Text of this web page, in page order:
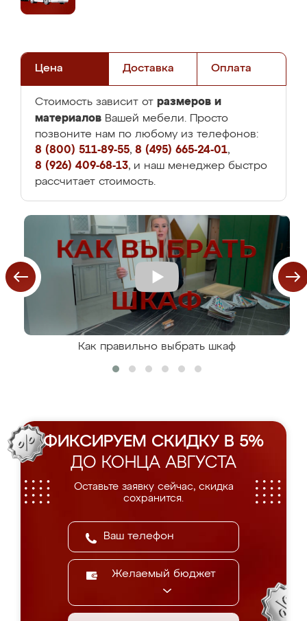
Цена Доставка Оплата
Стоимость зависит от размеров и
материалов Вашей мебели. Просто
позвоните нам по любому из телефонов:
8 (800) 511-89-55, 8 (495) 665-24-01,
8 (926) 409-68-13, и наш менеджер быстро
рассчитает стоимость.
Как правильно выбрать шкаф
ФИКСИРУЕМ СКИДКУ В 5%
ДО КОНЦА АВГУСТА
Оставьте заявку сейчас, скидка
сохранится.
Желаемый бюджет